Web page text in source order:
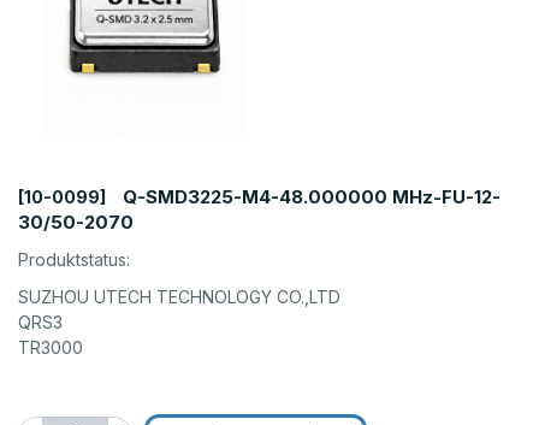
[10-0099]
Q-SMD3225-M4-48.000000 MHz-FU-12-
30/50-2070
Produktstatus:
SUZHOU UTECH TECHNOLOGY CO.,LTD
QRS3
TR3000